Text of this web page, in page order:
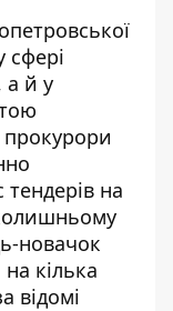
сфері
а й у
на
новачок
кілька
відомі